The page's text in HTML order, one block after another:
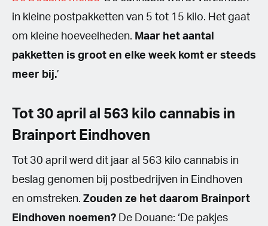
in kleine postpakketten van 5 tot 15 kilo. Het gaat
om kleine hoeveelheden. Maar het aantal
pakketten is groot en elke week komt er steeds
meer bij.’
Tot 30 april al 563 kilo cannabis in
Brainport Eindhoven
Tot 30 april werd dit jaar al 563 kilo cannabis in
beslag genomen bij postbedrijven in Eindhoven
en omstreken. Zouden ze het daarom Brainport
Eindhoven noemen? De Douane: ‘De pakjes